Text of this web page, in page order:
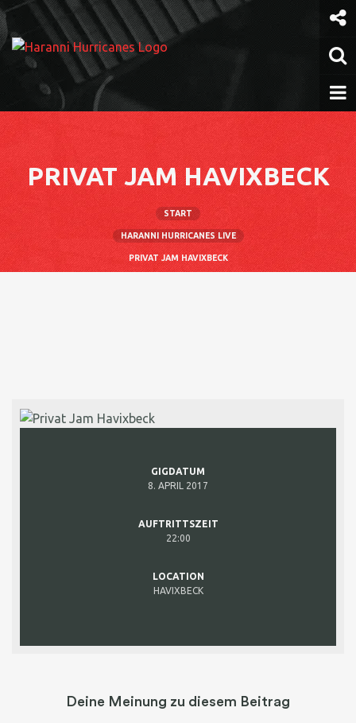
Weiter
zum
Inhalt
PRIVAT JAM HAVIXBECK
START
HARANNI HURRICANES LIVE
PRIVAT JAM HAVIXBECK
GIGDATUM
8. APRIL 2017
AUFTRITTSZEIT
22:00
LOCATION
HAVIXBECK
Deine Meinung zu diesem Beitrag